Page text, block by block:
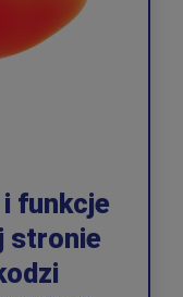
funkcje
stronie